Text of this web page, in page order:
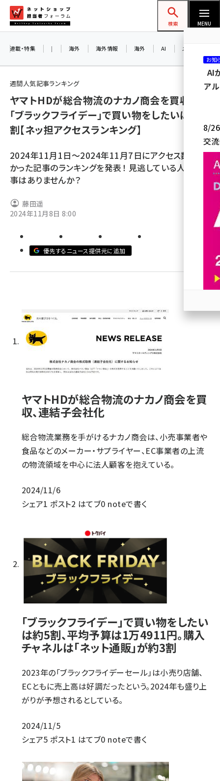
ン
ネットショップ担当者フォーラム
検索 MENU
amazon (2259)
yahoo (1907)
ecbeing (1211)
アスクル (1122)
base (1083)
ビィ・フォアード (778)
revico (744)
連載・特集 | 海外 海外情報 海外 AI メタバース
週間人気記事ランキング
ヤマトHDが総合物流のナカノ商会を買収／
「ブラックフライデー」で買い物をしたいは約5
割【ネッ担アクセスランキング】
2024年11月1日～2024年11月7日にアクセス数の多
かった記事のランキングを発表！ 見逃している人気記
事はありませんか？
藤田遥
2024年11月8日 8:00
優先するニュース提供元に追加
ヤマトHDが総合物流のナカノ商会を買
収、連結子会社化
総合物流業務を手がけるナカノ商会は、小売事業者や
食品などのメーカー・サプライヤー、EC事業者の上流
の物流領域を中心に法人顧客を抱えている。
2024/11/6
シェア1 ポスト2 はてブ0 noteで書く
「ブラックフライデー」で買い物をしたい
は約5割、平均予算は1万4911円。購入
チャネルは「ネット通販」が約3割
2023年の「ブラックフライデーセール」は小売り店舗、
ECともに売上高は好調だったという。2024年も盛り上
がりが予想されるとしている。
2024/11/5
シェア5 ポスト1 はてブ0 noteで書く
お知
AI
ア
8/26
交
参